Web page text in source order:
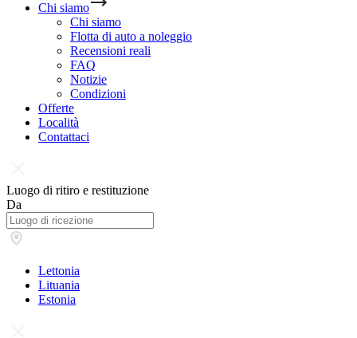
Chi siamo
Chi siamo
Flotta di auto a noleggio
Recensioni reali
FAQ
Notizie
Condizioni
Offerte
Località
Contattaci
Luogo di ritiro e restituzione
Da
Lettonia
Lituania
Estonia